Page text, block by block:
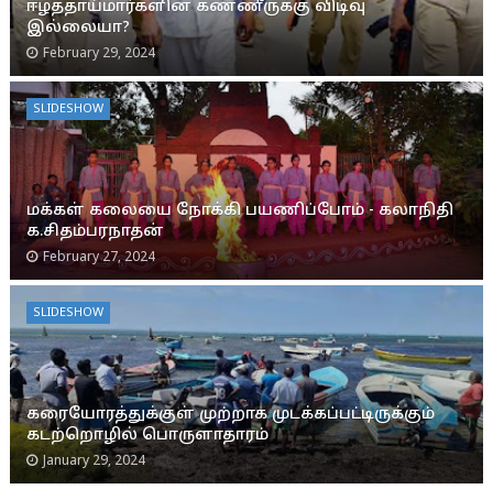
ஈழத்தாய்மார்களின் கண்ணீருக்கு விடிவு
இல்லையா?
February 29, 2024
SLIDESHOW
மக்கள் கலையை நோக்கி பயணிப்போம் - கலாநிதி
க.சிதம்பரநாதன்
February 27, 2024
SLIDESHOW
கரையோரத்துக்குள் முற்றாக முடக்கப்பட்டிருக்கும்
கடற்றொழில் பொருளாதாரம்
January 29, 2024